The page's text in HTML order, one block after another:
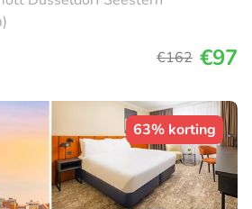
€162 €97
63% korting